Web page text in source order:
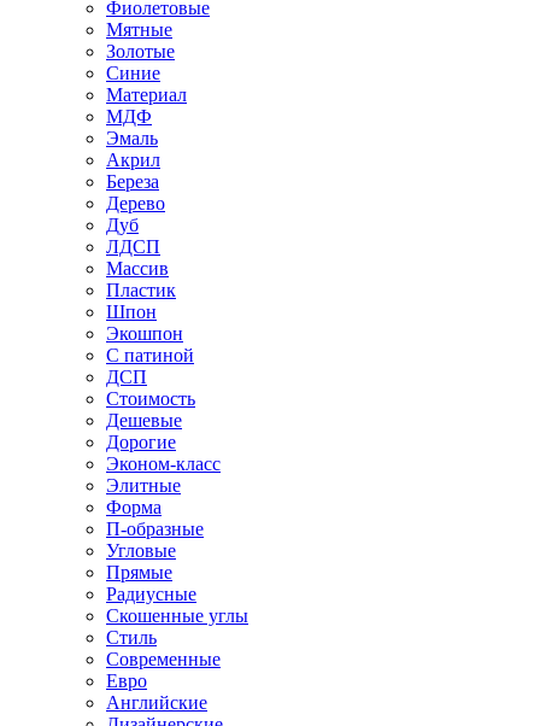
Фиолетовые
Мятные
Золотые
Синие
Материал
МДФ
Эмаль
Акрил
Береза
Дерево
Дуб
ЛДСП
Массив
Пластик
Шпон
Экошпон
С патиной
ДСП
Стоимость
Дешевые
Дорогие
Эконом-класс
Элитные
Форма
П-образные
Угловые
Прямые
Радиусные
Скошенные углы
Стиль
Современные
Евро
Английские